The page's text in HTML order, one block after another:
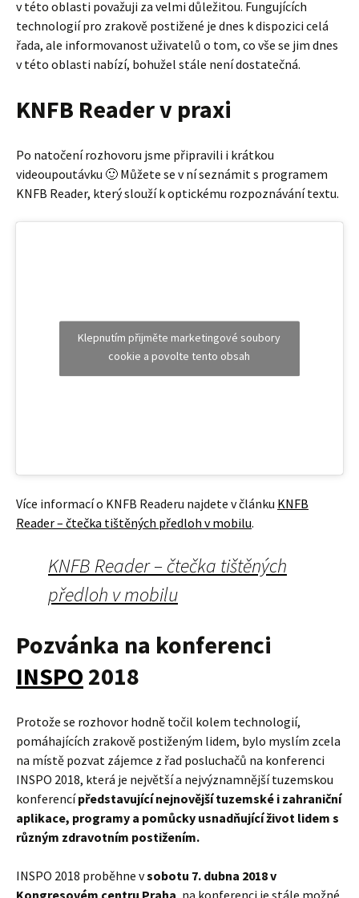
KNFB Reader v praxi
videoupoutávku 🙂 Můžete se v ní seznámit s programem
KNFB Reader, který slouží k optickému rozpoznávání textu.
KNFB Reader – čtečka tištěných
předloh v mobilu
Pozvánka na konferenci
INSPO2018
Protože se rozhovor hodně točil kolem technologií,
pomáhajících zrakově postiženým lidem, bylo myslím zcela
na místě pozvat zájemce z řad posluchačů na konferenci
INSPO 2018, která je největší a nejvýznamnější tuzemskou
konferencí
představující nejnovější tuzemské i zahraniční
aplikace, programy a pomůcky usnadňující život lidem s
různým zdravotním postižením.
INSPO 2018 proběhne v sobotu 7. dubna 2018 v
Kongresovém centru Praha
, na konferenci je stále možné
se
registrovat , účast je za symbolický poplatek 300 Kč
(platí se u prezence), který zahrnuje i průběžné občerstvení
a oběd. Účastníci, kteří mají průkaz TP, ZTP nebo ZTP/P,
zaplatí pouze 200 Kč, pro osobní asistenty je účast zdarma.